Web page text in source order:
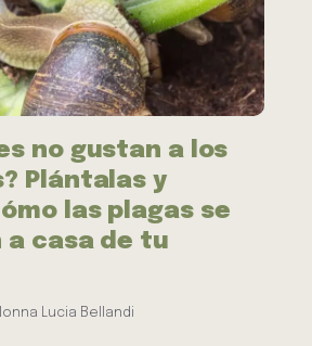
no gustan a los
Plántalas y
las plagas se
casa de tu
Lucia Bellandi